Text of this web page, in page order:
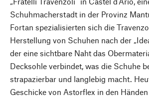
Schuhmacherstadt in der Provinz
Fortan spezialisierten sich die
Herstellung von Schuhen nach der
der eine sichtbare Naht das
Decksohle verbindet, was die Schuhe
strapazierbar und langlebig macht.
Geschicke von Astorflex in den